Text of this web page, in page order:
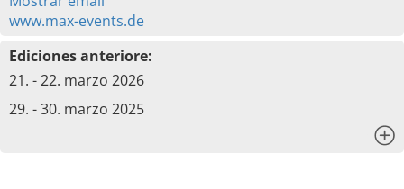
www.max-events.de
Ediciones anteriore:
21. - 22. marzo 2026
29. - 30. marzo 2025